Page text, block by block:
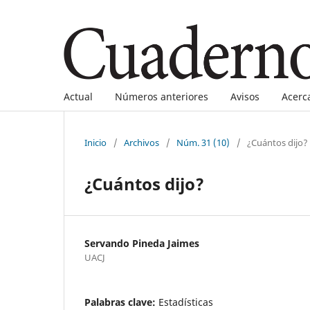
Actual Números anteriores Avisos
Inicio / Archivos / Núm. 31 (10) / ¿Cuántos dijo?
¿Cuántos dijo?
Servando Pineda Jaimes
UACJ
Palabras clave: Estadísticas